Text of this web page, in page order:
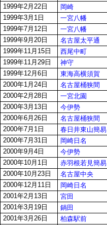
1999年2月22日
岡崎
1999年3月1日
一宮八幡
1999年7月12日
一宮八幡
1999年9月20日
名古屋太平通
1999年11月15日
西尾中町
1999年11月29日
神守
1999年12月6日
東海高横須賀
2000年1月24日
名古屋桶狭間
2000年2月28日
一宮北園
2000年3月13日
今伊勢
2000年6月26日
名古屋桶狭間
2000年7月1日
春日井東山簡易
2000年7月31日
岡崎日名
2000年9月4日
今伊勢
2000年10月1日
赤羽根若見簡易
2000年10月23日
名古屋中央
2000年12月11日
岡崎日名
2001年2月13日
宮田
2001年3月19日
鍋田
2001年3月26日
柏森駅前